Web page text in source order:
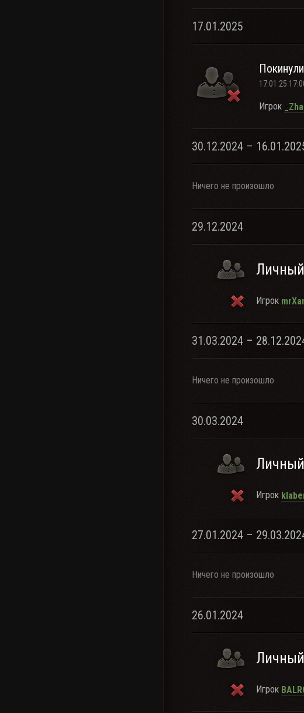
17.01.2025
17.01.25
Игрок
30.12.2024 –
Ничего не произошло
29.12.2024
Игрок
31.03.2024 –
Ничего не произошло
30.03.2024
Игрок
27.01.2024 –
Ничего не произошло
26.01.2024
Игрок